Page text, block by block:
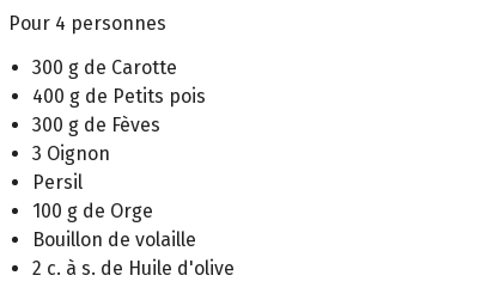
Pour 4 personnes
300 g de Carotte
400 g de Petits pois
300 g de Fèves
3 Oignon
Persil
100 g de Orge
Bouillon de volaille
2 c. à s. de Huile d'olive